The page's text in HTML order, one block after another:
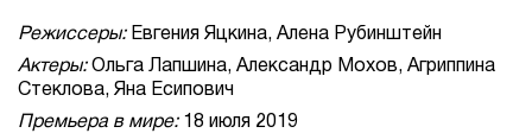
Режиссеры:Евгения Яцкина, Алена Рубинштейн
Актеры:Ольга Лапшина, Александр Мохов, Агриппина
Стеклова, Яна Есипович
Премьера в мире:18 июля 2019